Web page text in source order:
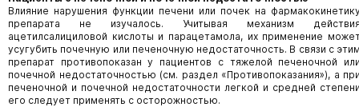
Влияние нарушения функции печени или почек на
препарата не изучалось. Учитывая механизм
ацетилсалициловой кислоты и парацетамола, их применение
усугубить почечную или печеночную недостаточность. В связи с
препарат противопоказан у пациентов с тяжелой печеночной
почечной недостаточностью (см. раздел «Противопоказания»), а
печеночной и почечной недостаточности легкой и средней
его следует применять с осторожностью.